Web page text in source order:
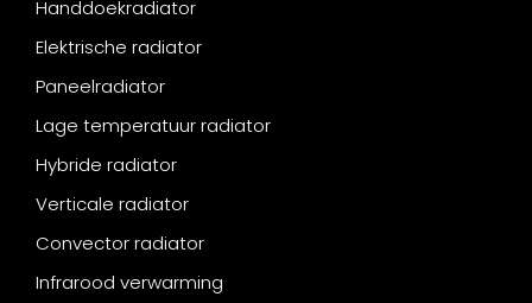
Handdoekradiator
Elektrische radiator
Paneelradiator
Lage temperatuur radiator
Hybride radiator
Verticale radiator
Convector radiator
Infrarood verwarming